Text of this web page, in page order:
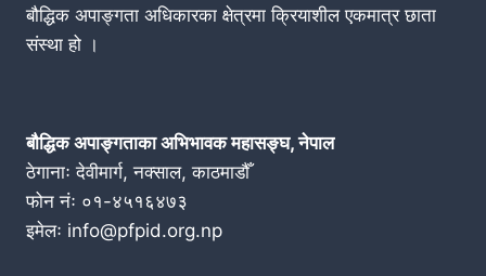
बौद्धिक अपाङ्गता अधिकारका क्षेत्रमा क्रियाशील एकमात्र छाता
संस्था हो ।
बौद्धिक अपाङ्गताका अभिभावक महासङ्घ, नेपाल
ठेगानाः देवीमार्ग, नक्साल, काठमाडौँ
फोन नंः ०१-४५१६४७३
इमेलः info@pfpid.org.np